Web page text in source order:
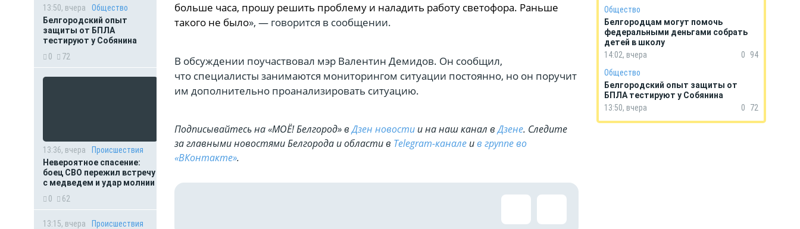
13:50, вчера
Общество
Белгородский опыт
защиты от БПЛА
тестируют у Собянина
0
72
13:36, вчера
Происшествия
Невероятное спасение:
боец СВО пережил встречу
с медведем и удар молнии
0
62
13:15, вчера
Происшествия
больше часа, прошу решить проблему и наладить работу светофора. Раньше
такого не было», — говорится в сообщении.
В обсуждении поучаствовал мэр Валентин Демидов. Он сообщил,
что специалисты занимаются мониторингом ситуации постоянно, но он поручит
им дополнительно проанализировать ситуацию.
Подписывайтесь на «МОЁ! Белгород» вДзен новости и на наш канал вДзене. Cледите
за главными новостями Белгорода и области в Telegram-канале ив группе во
«ВКонтакте».
Общество
Белгородцам могут помочь
федеральными деньгами собрать
детей в школу
14:02, вчера
0
94
Общество
Белгородский опыт защиты от
БПЛА тестируют у Собянина
13:50, вчера
0 72